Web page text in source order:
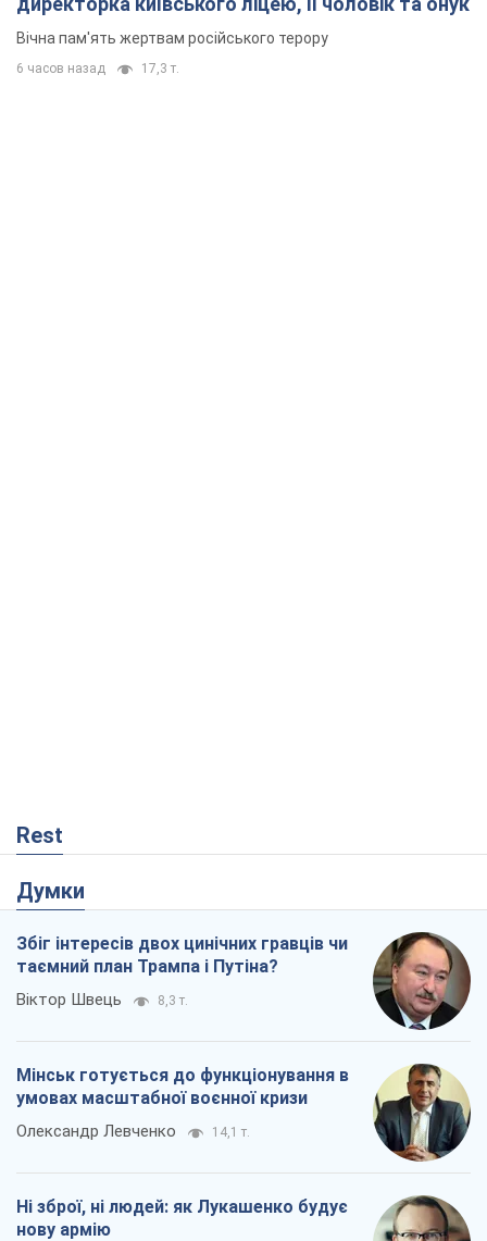
Вічна пам'ять жертвам російського терору
6 часов назад 17,3 т.
Rest
Думки
Збіг інтересів двох цинічних гравців чи
таємний план Трампа і Путіна?
Віктор Швець 8,3 т.
Мінськ готується до функціонування в
умовах масштабної воєнної кризи
Олександр Левченко 14,1 т.
Ні зброї, ні людей: як Лукашенко будує
нову армію